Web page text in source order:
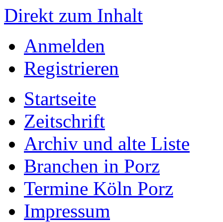
Direkt zum Inhalt
Anmelden
Registrieren
Startseite
Zeitschrift
Archiv und alte Liste
Branchen in Porz
Termine Köln Porz
Impressum